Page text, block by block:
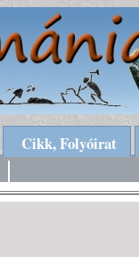
Cikk, Folyóirat